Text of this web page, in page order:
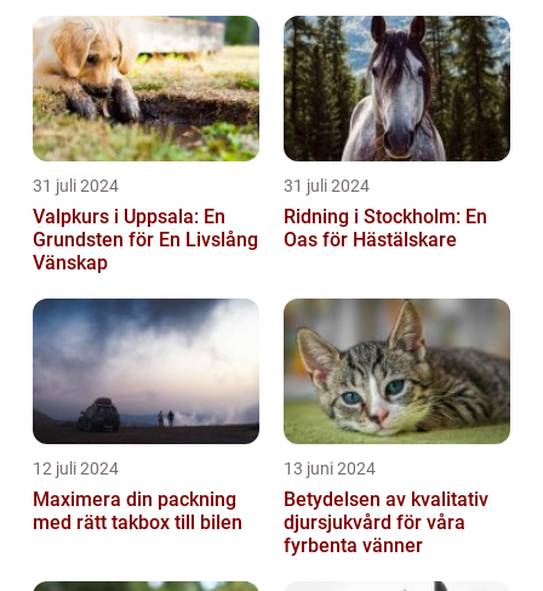
31 juli 2024
Valpkurs i Uppsala: En
Grundsten för En Livslång
Vänskap
31 juli 2024
Ridning i Stockholm: En
Oas för Hästälskare
12 juli 2024
Maximera din packning
med rätt takbox till bilen
13 juni 2024
Betydelsen av kvalitativ
djursjukvård för våra
fyrbenta vänner